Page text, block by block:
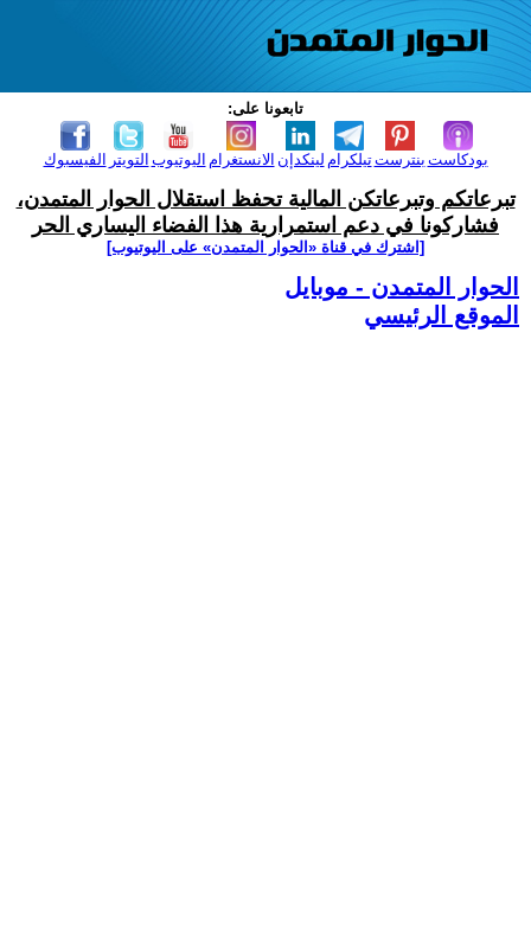
تابعونا على:
الفيسبوك التويتر اليوتيوب الانستغرام لينكدإن تيلكرامبنترست بودكاست
تبرعاتكم وتبرعاتكن المالية تحفظ استقلال الحوار المتمدن،
فشاركونا في دعم استمرارية هذا الفضاء اليساري الحر
[اشترك في قناة ‫«الحوار المتمدن» على اليوتيوب]
الحوار المتمدن - موبايل
الموقع الرئيسي